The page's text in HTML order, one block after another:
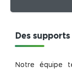
Des
Notre équipe